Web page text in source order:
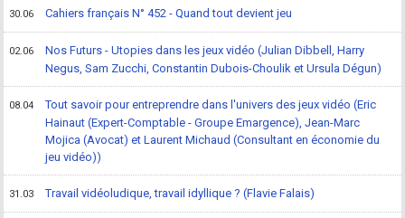
30.06 Cahiers français N° 452 - Quand tout devient jeu
02.06
Nos Futurs - Utopies dans les jeux vidéo (Julian Dibbell, Harry
Negus, Sam Zucchi, Constantin Dubois-Choulik et Ursula Dégun)
08.04
Tout savoir pour entreprendre dans l'univers des jeux vidéo (Eric
Hainaut (Expert-Comptable - Groupe Emargence), Jean-Marc
Mojica (Avocat) et Laurent Michaud (Consultant en économie du
jeu vidéo))
31.03 Travail vidéoludique, travail idyllique ? (Flavie Falais)